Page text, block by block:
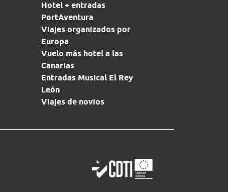
Hotel + entradas
PortAventura
Viajes organizados por
Europa
Vuelo más hotel a las
Canarias
Entradas Musical El Rey
León
Viajes de novios